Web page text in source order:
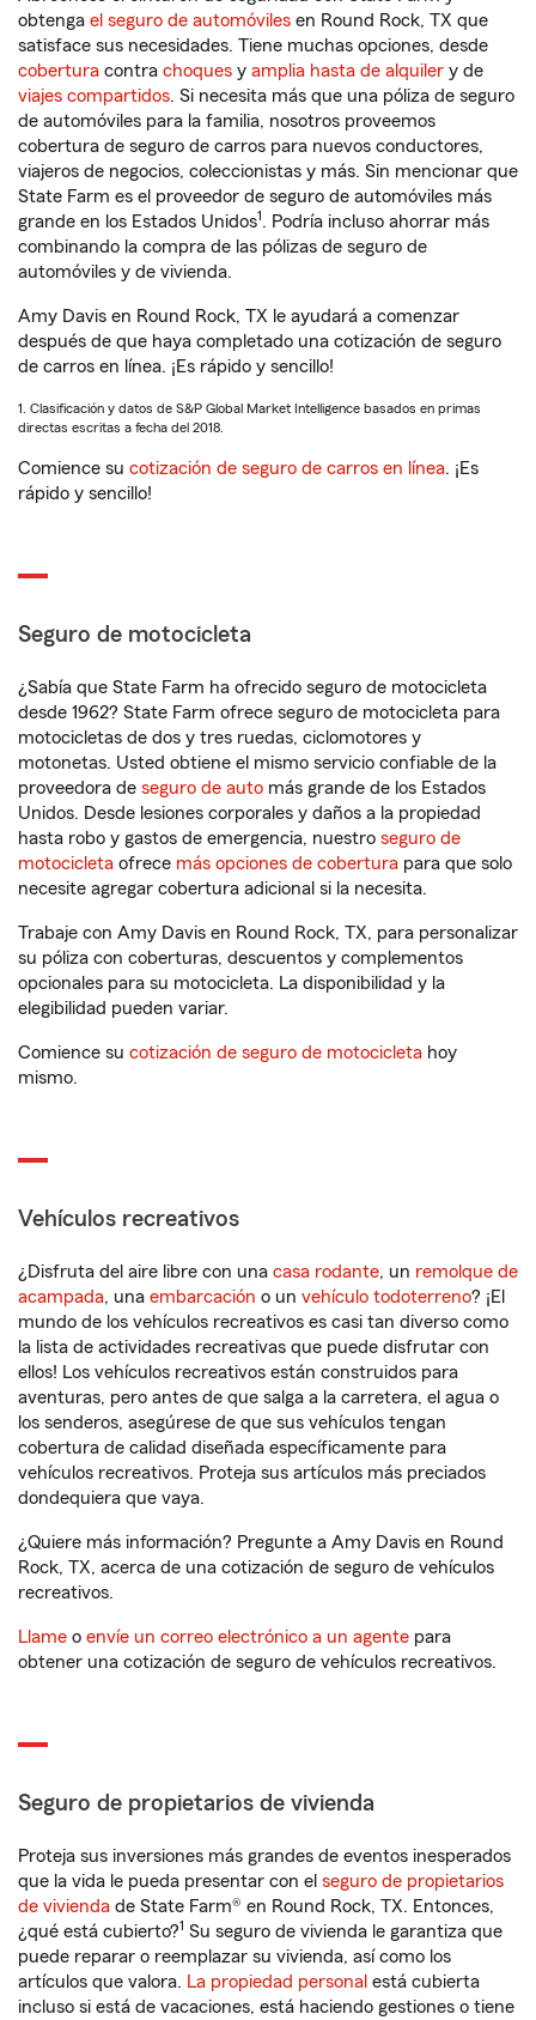
obtenga el seguro de automóviles en Round Rock, TX que
satisface sus necesidades. Tiene muchas opciones, desde
cobertura contra choques y amplia hasta de alquiler y de
viajes compartidos. Si necesita más que una póliza de seguro
de automóviles para la familia, nosotros proveemos
cobertura de seguro de carros para nuevos conductores,
viajeros de negocios, coleccionistas y más. Sin mencionar que
State Farm es el proveedor de seguro de automóviles más
grande en los Estados Unidos1 . Podría incluso ahorrar más
combinando la compra de las pólizas de seguro de
automóviles y de vivienda.
Amy Davis en Round Rock, TX le ayudará a comenzar
después de que haya completado una cotización de seguro
de carros en línea. ¡Es rápido y sencillo!
1. Clasificación y datos de S&P Global Market Intelligence basados en primas
directas escritas a fecha del 2018.
Comience su cotización de seguro de carros en línea. ¡Es
rápido y sencillo!
Seguro de motocicleta
¿Sabía que State Farm ha ofrecido seguro de motocicleta
desde 1962? State Farm ofrece seguro de motocicleta para
motocicletas de dos y tres ruedas, ciclomotores y
motonetas. Usted obtiene el mismo servicio confiable de la
proveedora de seguro de auto más grande de los Estados
Unidos. Desde lesiones corporales y daños a la propiedad
hasta robo y gastos de emergencia, nuestro seguro de
motocicleta ofrece más opciones de cobertura para que solo
necesite agregar cobertura adicional si la necesita.
Trabaje con Amy Davis en Round Rock, TX, para personalizar
su póliza con coberturas, descuentos y complementos
opcionales para su motocicleta. La disponibilidad y la
elegibilidad pueden variar.
Comience su cotización de seguro de motocicleta hoy
mismo.
Vehículos recreativos
¿Disfruta del aire libre con una casa rodante, un remolque de
acampada, una embarcación o un vehículo todoterreno? ¡El
mundo de los vehículos recreativos es casi tan diverso como
la lista de actividades recreativas que puede disfrutar con
ellos! Los vehículos recreativos están construidos para
aventuras, pero antes de que salga a la carretera, el agua o
los senderos, asegúrese de que sus vehículos tengan
cobertura de calidad diseñada específicamente para
vehículos recreativos. Proteja sus artículos más preciados
dondequiera que vaya.
¿Quiere más información? Pregunte a Amy Davis en Round
Rock, TX, acerca de una cotización de seguro de vehículos
recreativos.
Llame o envíe un correo electrónico a un agente para
obtener una cotización de seguro de vehículos recreativos.
Seguro de propietarios de vivienda
Proteja sus inversiones más grandes de eventos inesperados
que la vida le pueda presentar con el seguro de propietarios
de vivienda de State Farm® en Round Rock, TX. Entonces,
¿qué está cubierto?1 Su seguro de vivienda le garantiza que
puede reparar o reemplazar su vivienda, así como los
artículos que valora. La propiedad personal está cubierta
incluso si está de vacaciones, está haciendo gestiones o tiene